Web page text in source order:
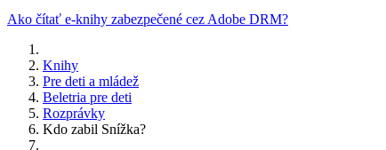
Ako čítať e-knihy zabezpečené cez Adobe DRM?
Knihy
Pre deti a mládež
Beletria pre deti
Rozprávky
Kdo zabil Snížka?